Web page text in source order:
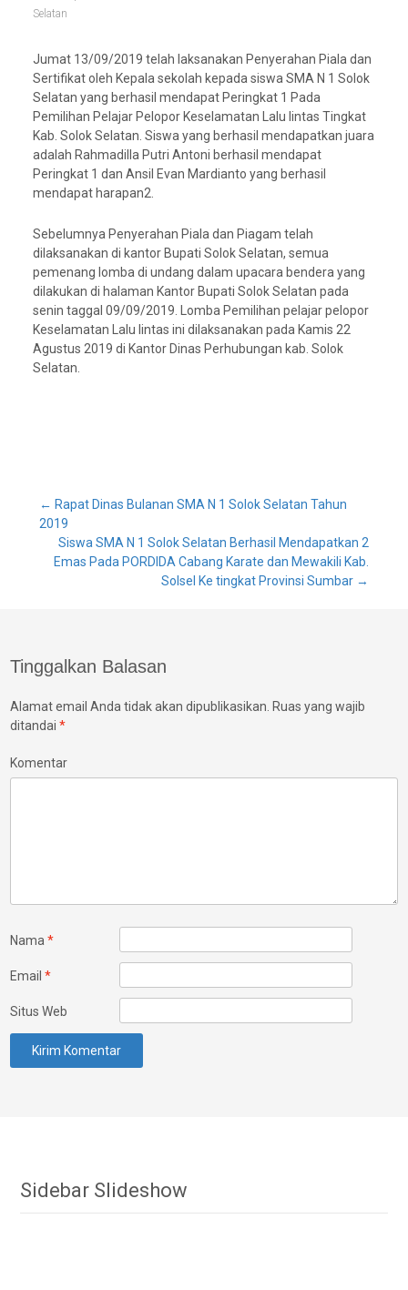
Selatan
Jumat 13/09/2019 telah laksanakan Penyerahan Piala dan
Sertifikat oleh Kepala sekolah kepada siswa SMA N 1 Solok
Selatan yang berhasil mendapat Peringkat 1 Pada
Pemilihan Pelajar Pelopor Keselamatan Lalu lintas Tingkat
Kab. Solok Selatan. Siswa yang berhasil mendapatkan juara
adalah Rahmadilla Putri Antoni berhasil mendapat
Peringkat 1 dan Ansil Evan Mardianto yang berhasil
mendapat harapan2.
Sebelumnya Penyerahan Piala dan Piagam telah
dilaksanakan di kantor Bupati Solok Selatan, semua
pemenang lomba di undang dalam upacara bendera yang
dilakukan di halaman Kantor Bupati Solok Selatan pada
senin taggal 09/09/2019. Lomba Pemilihan pelajar pelopor
Keselamatan Lalu lintas ini dilaksanakan pada Kamis 22
Agustus 2019 di Kantor Dinas Perhubungan kab. Solok
Selatan.
Post
navigation
← Rapat Dinas Bulanan SMA N 1 Solok Selatan Tahun
2019
Siswa SMA N 1 Solok Selatan Berhasil Mendapatkan 2
Emas Pada PORDIDA Cabang Karate dan Mewakili Kab.
Solsel Ke tingkat Provinsi Sumbar →
Tinggalkan Balasan
Alamat email Anda tidak akan dipublikasikan. Ruas yang wajib
ditandai*
Komentar
Nama*
Email*
Situs Web
Sidebar Slideshow